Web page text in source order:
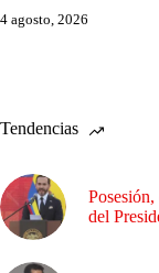
4 agosto, 2026
Tendencias
del